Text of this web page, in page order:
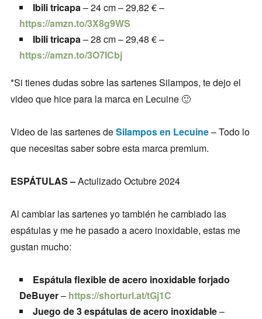
Ibili tricapa– 24 cm – 29,82 € –
https://amzn.to/3X8g9WS
Ibili tricapa– 28 cm – 29,48 € –
https://amzn.to/3O7ICbj
*Si tienes dudas sobre las sartenes Silampos, te dejo el
video que hice para la marca en Lecuine 🙂
Video de las sartenes deSilampos en Lecuine– Todo lo
que necesitas saber sobre esta marca premium.
ESPÁTULAS –Actulizado Octubre 2024
Al cambiar las sartenes yo también he cambiado las
espátulas y me he pasado a acero inoxidable, estas me
gustan mucho:
Espátula flexible de acero inoxidable forjado
DeBuyer– https://shorturl.at/tGj1C
Juego de 3 espátulas de acero inoxidable–